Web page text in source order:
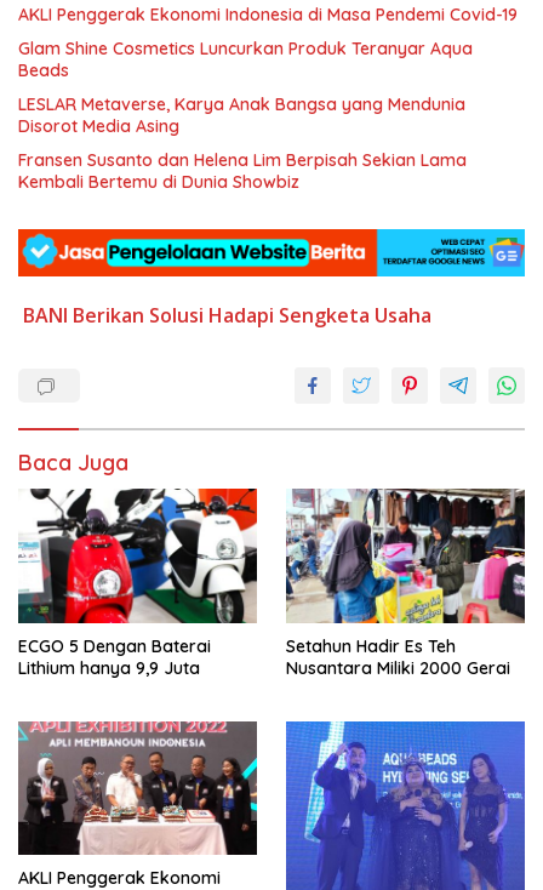
AKLI Penggerak Ekonomi Indonesia di Masa Pendemi Covid-19
Glam Shine Cosmetics Luncurkan Produk Teranyar Aqua
Beads
LESLAR Metaverse, Karya Anak Bangsa yang Mendunia
Disorot Media Asing
Fransen Susanto dan Helena Lim Berpisah Sekian Lama
Kembali Bertemu di Dunia Showbiz
BANI Berikan Solusi Hadapi Sengketa Usaha
Baca Juga
ECGO 5 Dengan Baterai
Lithium hanya 9,9 Juta
Setahun Hadir Es Teh
Nusantara Miliki 2000 Gerai
AKLI Penggerak Ekonomi